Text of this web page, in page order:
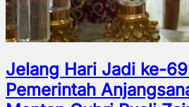
Jelang Hari Jadi ke-69
Pemerintah